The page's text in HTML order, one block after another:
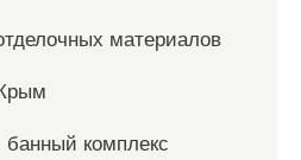
материалов
комплекс